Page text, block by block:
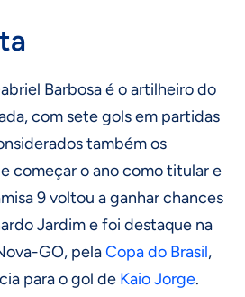
Barbosa é o artilheiro do
com sete gols em partidas
também os
começar o ano como titular e
9 voltou a ganhar chances
Jardim e foi destaque na
GO, pelaCopa do Brasil,
para o gol de Kaio Jorge.